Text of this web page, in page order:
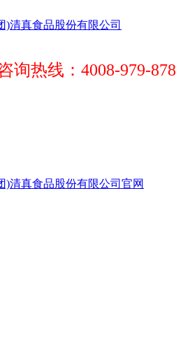
询热线：4008-979-878